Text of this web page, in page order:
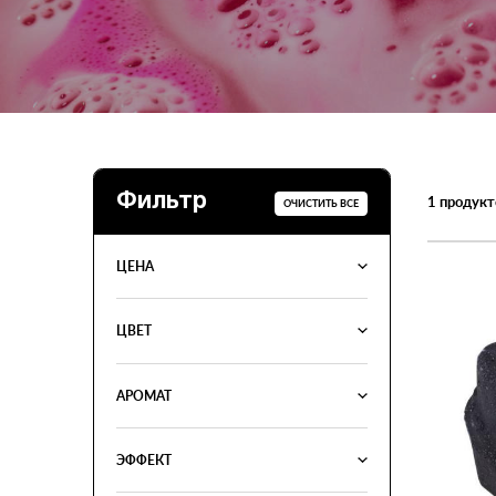
Фильтр
ЦЕНА
ЦВЕТ
АРОМАТ
ЭФФЕКТ
ОЧИСТИТЬ ВСЕ 1